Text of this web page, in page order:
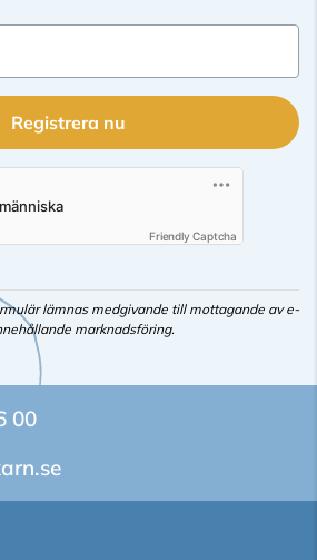
Registrera nu
Friendly Captcha
lämnas medgivande till mottagande av e-
marknadsföring.
00